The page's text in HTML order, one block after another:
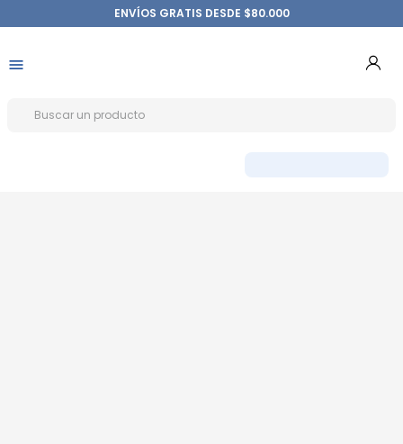
ENVÍOS GRATIS DESDE $80.000